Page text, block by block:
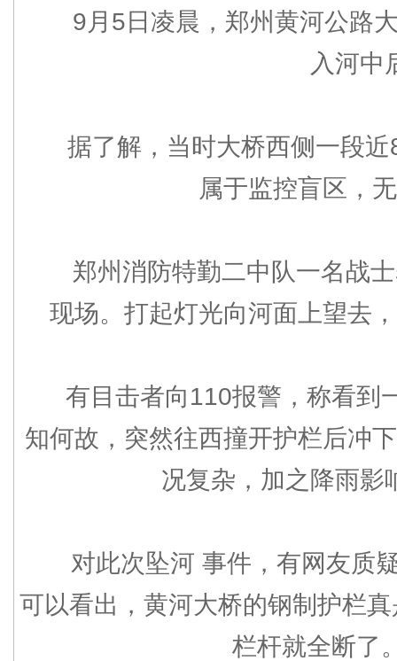
9月5日凌晨，郑州黄河公路大
入河中
据了解，当时大桥西侧一段近
属于监控盲区，
郑州消防特勤二中队一名战士
现场。打起灯光向河面上望去
有目击者向110报警，称看到
知何故，突然往西撞开护栏后冲
况复杂，加之降雨影
对此次坠河 事件，有网友质疑
可以看出，黄河大桥的钢制护栏
栏杆就全断了